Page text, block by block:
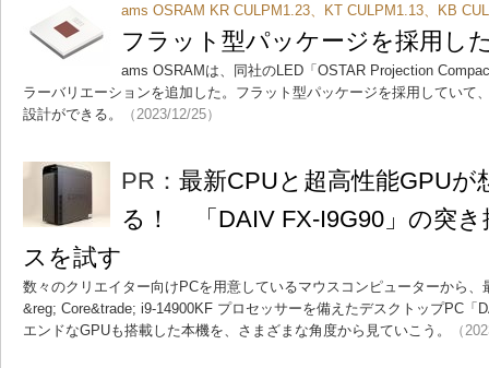
ams OSRAM KR CULPM1.23、KT CULPM1.13、KB
フラット型パッケージを採用し
ams OSRAMは、同社のLED「OSTAR Projection
ラーバリエーションを追加した。フラット型パッケージを採用していて
設計ができる。
（2023/12/25）
PR： 最新CPUと超高性能GPUが
る！ 「DAIV FX-I9G90」の突
スを試す
数々のクリエイター向けPCを用意しているマウスコンピューターから
&reg; Core&trade; i9-14900KF プロセッサーを備えたデスクトップPC「
エンドなGPUも搭載した本機を、さまざまな角度から見ていこう。
（